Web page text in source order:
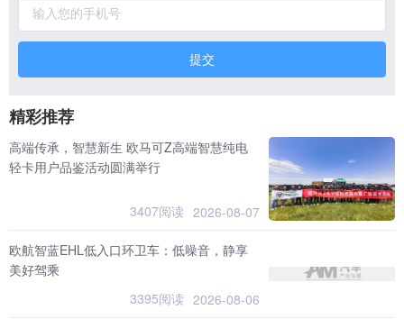
提交
精彩推荐
高端传承，智慧新生 欧马可Z高端智慧纯电
轻卡用户品鉴活动圆满举行
3407阅读 2026-08-07
欧航智蓝EHL低入口环卫车：低噪音，静享
美好驾乘
3395阅读 2026-08-06